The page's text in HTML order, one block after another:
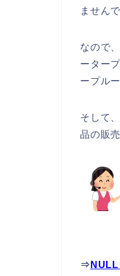
ません
なので
ーター
ープル
そして
品の販
⇒